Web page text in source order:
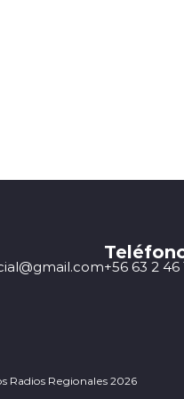
+56 63 2 46
Radios Regionales 2026